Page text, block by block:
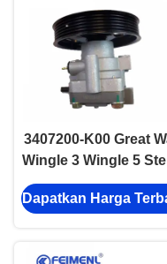
3407200-K00 Great
Wingle 3 Wingle 5
A5 V220 V240
Steering Pump
Dapatkan Harga